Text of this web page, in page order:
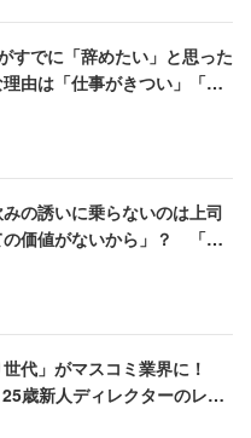
すでに「辞めたい」と思った
由は「仕事がきつい」「労
の誘いに乗らないのは上司
の価値がないから」？ 「価
合いない」という反論も
代」がマスコミ業界に！
歳新人ディレクターのレポ